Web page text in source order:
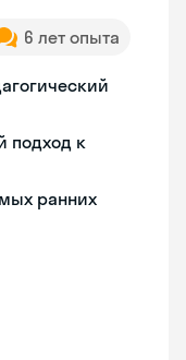
6 лет опыта
подход к
ранних